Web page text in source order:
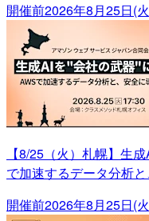
開催前2026年8月25日(
【8/25（火）札幌】生
で加速するデータ分析
開催前2026年8月25日(